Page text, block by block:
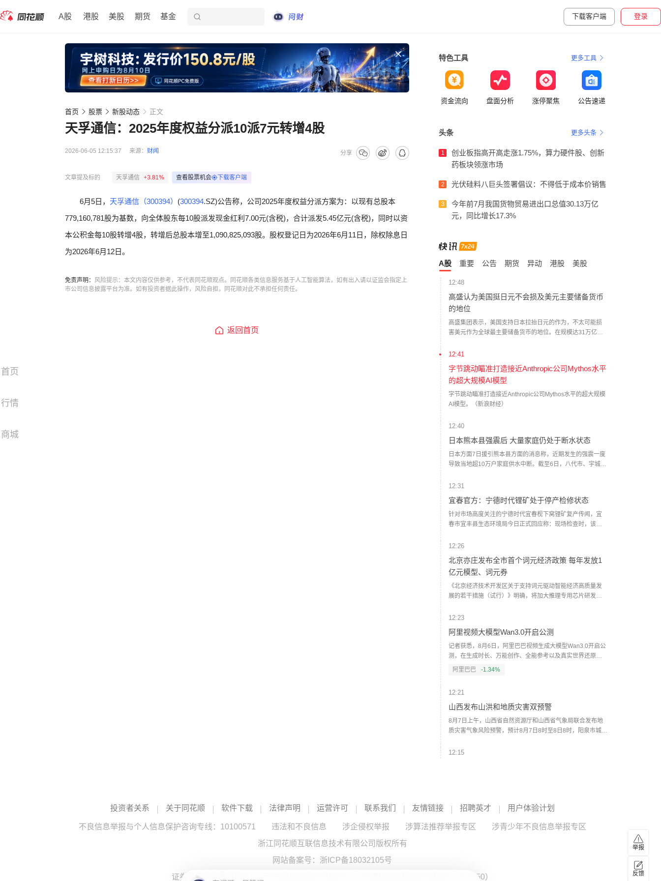
A股 港股 美股 期货 基金 下载客户端 登录
首页
行情
商城
首页 股票 新股动态 正文
天孚通信：2025年度权益分派10派7元转增4股
2026-06-05 12:15:37 来源： 财闻 分享
文章提及标的 天孚通信 +3.81% 查看股票机会 下载客户端
6月5日， 天孚通信（300394） (300394.SZ)公告称，公司2025年度权益分派方案为：以现有总股本
779,160,781股为基数，向全体股东每10股派发现金红利7.00元(含税)，合计派发5.45亿元(含税)，同时以资
本公积金每10股转增4股，转增后总股本增至1,090,825,093股。股权登记日为2026年6月11日，除权除息日
为2026年6月12日。
免责声明： 风险提示：本文内容仅供参考，不代表同花顺观点。同花顺各类信息服务基于人工智能算法，如有出入请以证监会指定上
市公司信息披露平台为准。如有投资者据此操作，风险自担，同花顺对此不承担任何责任。
返回首页
特色工具 更多工具
资金流向 盘面分析 涨停聚焦 公告速递
头条 更多头条
1
创业板指高开高走涨1.75%，算力硬件股、创新
药板块领涨市场
2 光伏硅料八巨头签署倡议：不得低于成本价销售
3
今年前7月我国货物贸易进出口总值30.13万亿
元，同比增长17.3%
A股 重要 公告 期货 异动 港股 美股
12:48
高盛认为美国挺日元不会损及美元主要储备货币
的地位
高盛集团表示，美国支持日本拉抬日元的作为，不太可能损
害美元作为全球最主要储备货币的地位。在规模达31万亿美
联合干预引发了外界一些疑虑：美国支持日元的目的可能是
元储备的信心。高盛表示，这种论点认定，美国未来可能会
试图阻止其他国家抛售美债。（财联社）
12:41
字节跳动瞄准打造接近Anthropic公司Mythos水平
的超大规模AI模型
字节跳动瞄准打造接近Anthropic公司Mythos水平的超大规模
AI模型。（新浪财经）
12:40
日本熊本县强震后 大量家庭仍处于断水状态
日本方面7日援引熊本县方面的消息称，近期发生的强震一度
导致当地超10万户家庭供水中断。截至6日，八代市、宇城市
水问题要到本月底才能解决。（央视新闻）
12:31
宜春官方：宁德时代锂矿处于停产检修状态
针对市场高度关注的宁德时代宜春枧下窝锂矿复产传闻，宜
春市宜丰县生态环境局今日正式回应称：现场检查时，该企
业，已要求企业尽快办理环评审批手续。 (上海证券报)
12:26
北京亦庄发布全市首个词元经济政策 每年发放1
亿元模型、词元券
《北京经济技术开发区关于支持词元驱动智能经济高质量发
展的若干措施（试行）》明确，将加大推理专用芯片研发扶
升，推动通用模型与行业专用模型协同研发，提升端侧推理
驶、医疗健康等重点领域的数据交易流通，探索以词元交易
为基础的数据定价模式。通过打造全要素保障体系，为词元
工厂建设提供全方位支撑。政策提出，对推动批量词元生产
的企业，给予一定资金支持。每年还将继续发放算力券、数
易金额的10%，给予采购主体最高100万元资金支持。不断降
低基础设施建设和企业运营成本，全面提升单位能效下的词
壹号词元工厂、北京市首家国资词元工厂京算词元工厂先后
在北京亦庄正式点亮。未来，北京亦庄还将优化土地、能耗
体推动批量词元生产。
12:23
阿里视频大模型Wan3.0开启公测
记者获悉，8月6日，阿里巴巴视频生成大模型Wan3.0开启公
测，在生成时长、万能创作、全能参考以及真实世界还原等
维度全面升级：单次可生成30秒视频，完整表达创作意图；
Wan3.0还有智能时长功能，可根据提示词自动推荐合适时
长。（人民财讯）
阿里巴巴 -1.34%
12:21
山西发布山洪和地质灾害双预警
8月7日上午，山西省自然资源厅和山西省气象局联合发布地
质灾害气象风险预警，预计8月7日8时至8日8时，阳泉市城
川县、临汾市襄汾县部分区域地质灾害气象风险预警级别为
很大（红色预警）；阳泉市北部和中部、晋中市东北部2个市
中市东部2个市2个县发生山洪的可能性较大（黄色预警）；
12:15
环比下降6.4%。在消费支出的10个大类中，有6个类别支出
交通通信等支出明显下滑。食品支出在5月同比增长后，6月
12:11
机构：2026年AI服务器出货量增幅上调至近31%
投资者关系 关于同花顺 软件下载 法律声明 运营许可 联系我们 友情链接 招聘英才 用户体验计划
不良信息举报与个人信息保护咨询专线：10100571 违法和不良信息 涉企侵权举报 涉算法推荐举报专区
涉青少年不良信息举报专区
浙江同花顺互联信息技术有限公司版权所有
网站备案号： 浙ICP备18032105号
证券投资咨询服务提供：浙江同花顺云软件有限公司 （中国证监会核发证书编号：ZX0050）
举报
反馈